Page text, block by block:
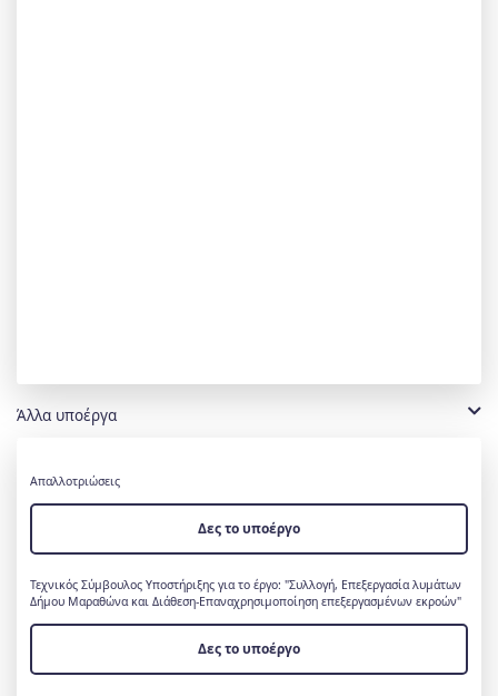
Άλλα υποέργα
Απαλλοτριώσεις
Δες το υποέργο
Τεχνικός Σύμβουλος Υποστήριξης για το έργο: "Συλλογή, Επεξεργασία λυμάτων
Δήμου Μαραθώνα και Διάθεση-Επαναχρησιμοποίηση επεξεργασμένων εκροών"
Δες το υποέργο